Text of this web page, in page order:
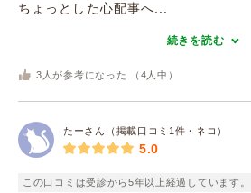
ちょっとした心配事へ...
続きを読む
3 人が参考になった （ 4 人中）
たーさん（掲載口コミ1件・ネコ）
5.0
この口コミは受診から5年以上経過しています。